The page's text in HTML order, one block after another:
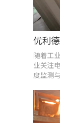
随着工
业关注
度监测